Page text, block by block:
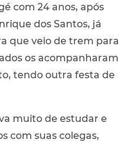
com 24 anos, após
dos Santos, já
que veio de trem para
os acompanharam
tendo outra festa de
muito de estudar e
com suas colegas,